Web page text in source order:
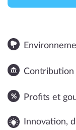
Contribution
Profits et
Innovation,